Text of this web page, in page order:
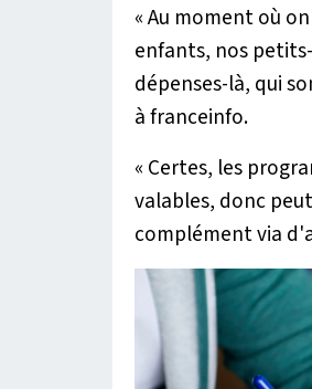
« Au moment où
enfants, nos
dépenses-là, qui
àfranceinfo.
« Certes, les
valables, donc
complément via